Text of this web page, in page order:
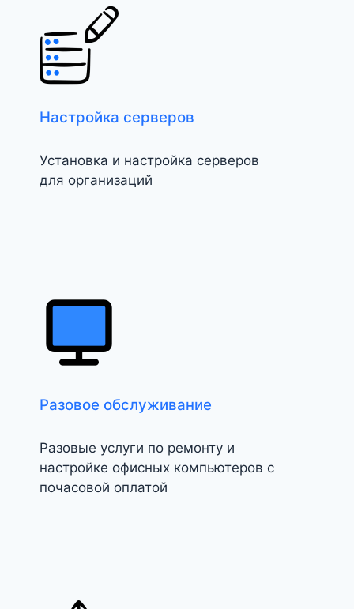
Настройка серверов
Установка и настройка серверов
для организаций
Разовое обслуживание
Разовые услуги по ремонту и
настройке офисных компьютеров с
почасовой оплатой